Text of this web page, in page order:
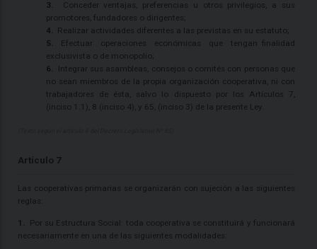
3. Conceder ventajas, preferencias u otros privilegios, a sus
promotores, fundadores o dirigentes;
4. Realizar actividades diferentes a las previstas en su estatuto;
5. Efectuar operaciones económicas que tengan finalidad
exclusivista o de monopolio;
6. Integrar sus asambleas, consejos o comités con personas que
no sean miembros de la propia organización cooperativa, ni con
trabajadores de ésta, salvo lo dispuesto por los Artículos 7,
(inciso 1.1), 8 (inciso 4), y 65, (inciso 3) de la presente Ley.
Artículo 7
Las cooperativas primarias se organizarán con sujeción a las siguientes
reglas:
1. Por su Estructura Social: toda cooperativa se constituirá y funcionará
necesariamente en una de las siguientes modalidades: